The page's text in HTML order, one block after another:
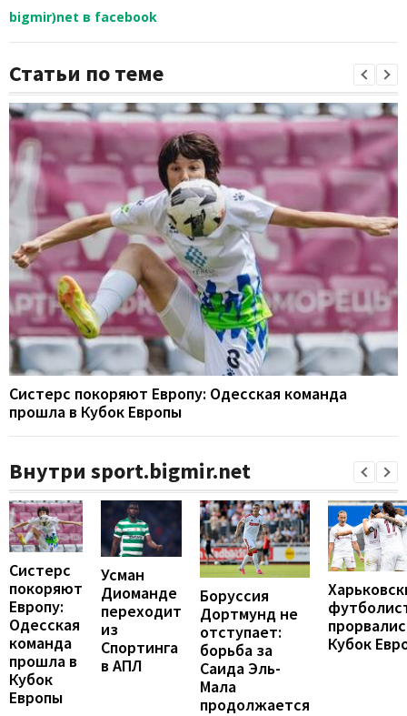
bigmir)net в facebook
Статьи по теме
Систерс покоряют Европу: Одесская команда
прошла в Кубок Европы
Внутри sport.bigmir.net
Систерс
покоряют
Европу:
Одесская
команда
прошла в
Кубок
Европы
Усман
Диоманде
переходит
из
Спортинга
в АПЛ
Боруссия
Дортмунд не
отступает:
борьба за
Саида Эль-
Мала
продолжается
Кубок